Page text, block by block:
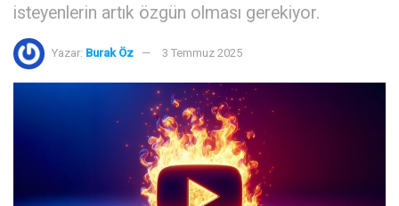
isteyenlerin artık özgün olması gerekiyor.
Yazar: Burak Öz 3 Temmuz 2025